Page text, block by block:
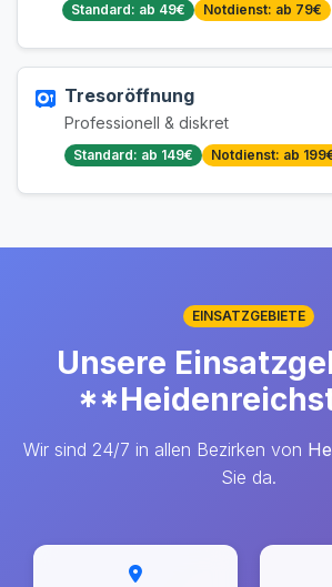
Standard: ab 49€ Notdienst: ab 79€
Tresoröffnung
Professionell & diskret
Standard: ab 149€ Notdienst: ab
EINSATZGEBIETE
Unsere
Wir sind 24/7 in allen Bezirken von
Sie da.